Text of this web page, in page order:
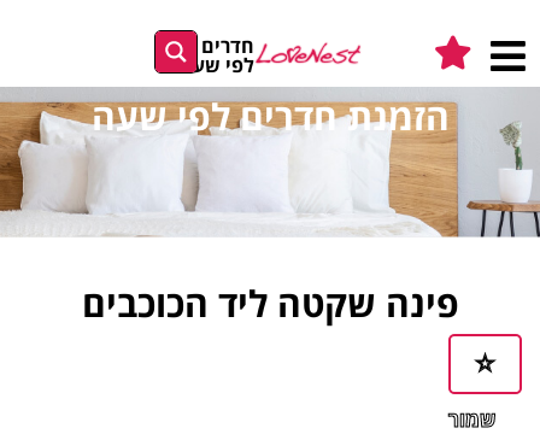
חדרים
לפי שעה
הזמנת חדרים לפי שעה
פינה שקטה ליד הכוכבים
שמור